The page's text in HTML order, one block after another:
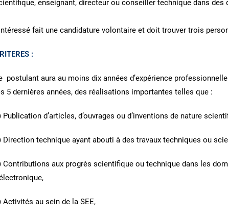
enseignant, directeur ou conseiller technique dans des
fait une candidature volontaire et doit trouver trois
:
postulant aura au moins dix années d’expérience
5 dernières années, des réalisations importantes telles que :
Publication d’articles, d’ouvrages ou d’inventions de nature
Direction technique ayant abouti à des travaux techniques ou
Contributions aux progrès scientifique ou technique dans les
Activités au sein de la SEE,